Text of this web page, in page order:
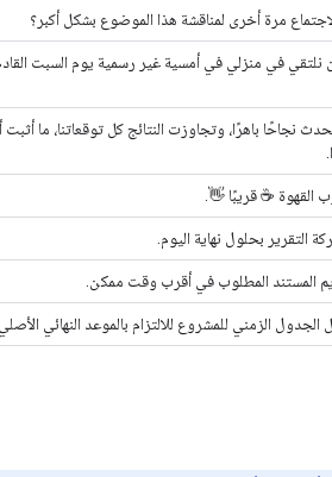
مرة أخرى لمناقشة هذا الموضوع بشكل أكبر؟
نلتقي في منزلي في أمسية غير رسمية يوم السبت
نجاحًا باهرًا، وتجاوزت النتائج كل توقعاتنا، ما أثبت
القهوة ☕ قريبًا 👋.
التقرير بحلول نهاية اليوم.
المستند المطلوب في أقرب وقت ممكن.
الزمني للمشروع للالتزام بالموعد النهائي الأصلي